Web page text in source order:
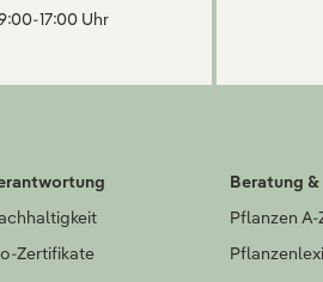
17:00 Uhr
Zertifikate
Beratung
Pflanzen A-